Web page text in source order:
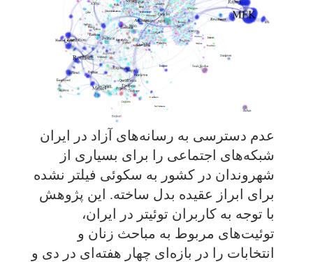
عدم دسترسی به رسانه‌های آزاد در ایران
شبکه‌های اجتماعی را برای بسیاری از
شهروندان در کشور به سکوئی فیلتر نشده
برای ابراز عقیده بدل ساخته. این پژوهش
با توجه به کاربران توئیتر در ایران،
توئیت‌های مربوط به مباحث زنان و
انتخابات را در بازه‌ای چهار هفته‌ای در دی و